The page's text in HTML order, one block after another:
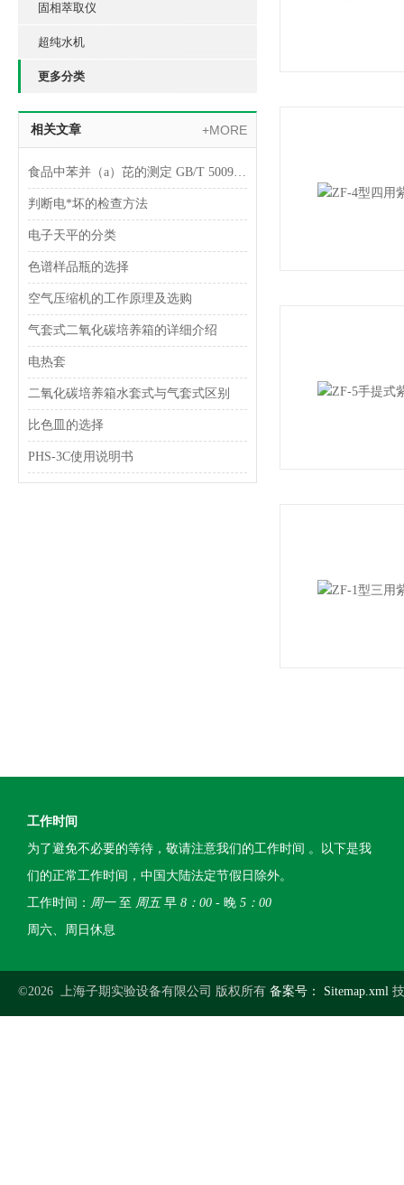
固相萃取仪
超纯水机
更多分类
相关文章 +MORE
食品中苯并（a）芘的测定 GB/T 5009.27-2003
判断电*坏的检查方法
电子天平的分类
色谱样品瓶的选择
空气压缩机的工作原理及选购
气套式二氧化碳培养箱的详细介绍
电热套
二氧化碳培养箱水套式与气套式区别
比色皿的选择
PHS-3C使用说明书
工作时间
为了避免不必要的等待，敬请注意我们的工作时间 。以下是我
们的正常工作时间，中国大陆法定节假日除外。
工作时间： 周一至 周五早 8：00 - 晚 5：00
周六、周日休息
©2026 上海子期实验设备有限公司 版权所有 备案号： Sitemap.xml